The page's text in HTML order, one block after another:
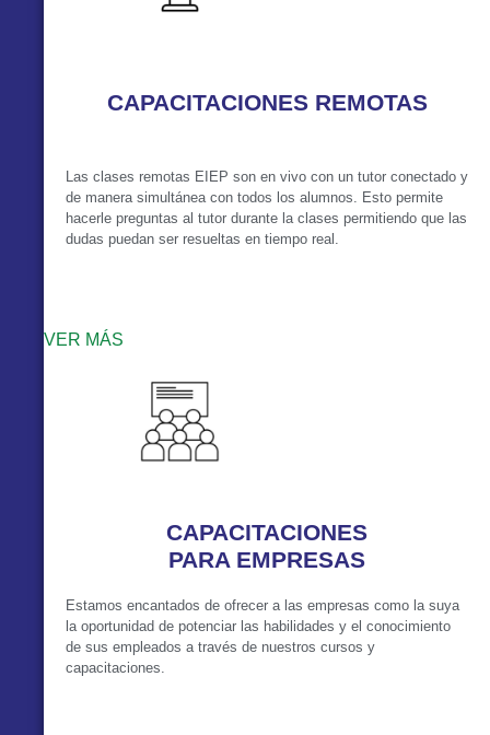
CAPACITACIONES REMOTAS
Las clases remotas EIEP son en vivo con un tutor conectado y
de manera simultánea con todos los alumnos. Esto permite
hacerle preguntas al tutor durante la clases permitiendo que las
dudas puedan ser resueltas en tiempo real.
VER MÁS
CAPACITACIONES
PARA EMPRESAS
Estamos encantados de ofrecer a las empresas como la suya
la oportunidad de potenciar las habilidades y el conocimiento
de sus empleados a través de nuestros cursos y
capacitaciones.